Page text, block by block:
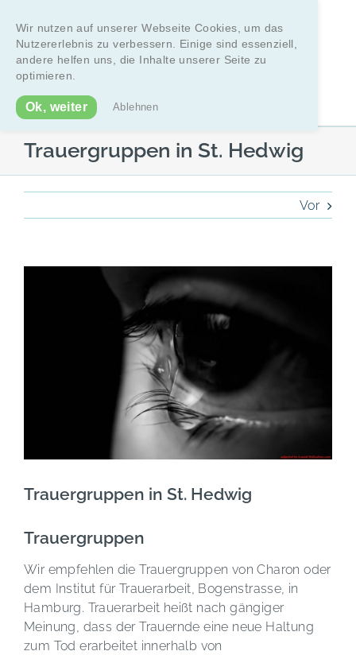
Inhalt
springen
Telefon: 040/5709628
Trauergruppen in St. Hedwig
Vor
Trauergruppen in St. Hedwig
Trauergruppen
Wir empfehlen die Trauergruppen von Charon oder
dem Institut für Trauerarbeit, Bogenstrasse, in
Hamburg. Trauerarbeit heißt nach gängiger
Meinung, dass der Trauernde eine neue Haltung
zum Tod erarbeitet innerhalb von
Wir nutzen auf unserer Webseite Cookies, um das
Nutzererlebnis zu verbessern. Einige sind essenziell,
andere helfen uns, die Inhalte unserer Seite zu
optimieren.
Ok, weiter Ablehnen